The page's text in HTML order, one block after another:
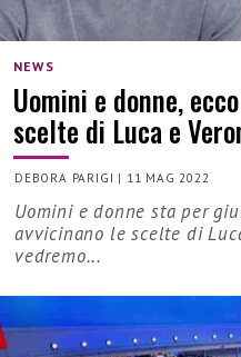
NEWS
Uomini e donne,
scelte di Luca e
DEBORA PARIGI | 11 MAG 2022
Uomini e donne sta per
avvicinano le scelte di
vedremo...